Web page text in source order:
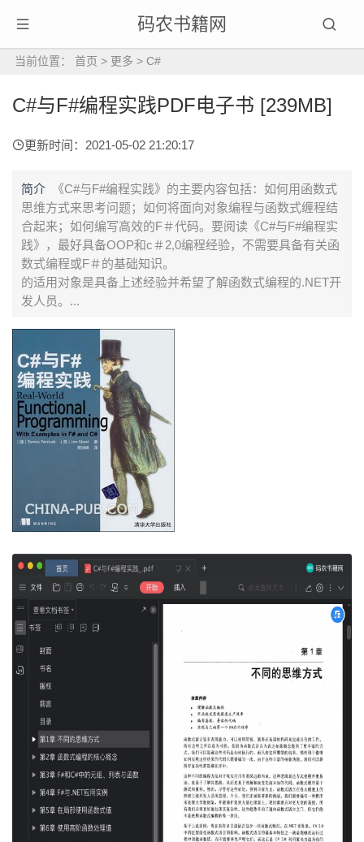
码农书籍网
当前位置： 首页 > 更多 > C#
C#与F#编程实践PDF电子书 [239MB]
更新时间：2021-05-02 21:20:17
简介
《C#与F#编程实践》的主要内容包括：如何用函数式
思维方式来思考问题；如何将面向对象编程与函数式缠程结
合起来；如何编写高效的F＃代码。要阅读《C#与F#编程实
践》，最好具备OOP和c＃2,0编程经验，不需要具备有关函
数式编程或F＃的基础知识。
的适用对象是具备上述经验并希望了解函数式编程的.NET开
发人员。...